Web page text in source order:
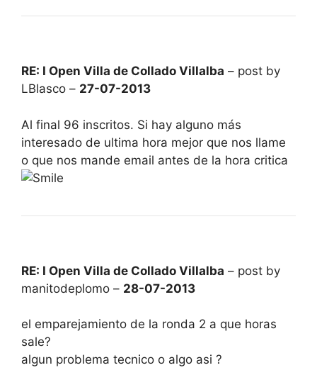
RE: I Open Villa de Collado Villalba – post by
LBlasco – 27-07-2013
Al final 96 inscritos. Si hay alguno más
interesado de ultima hora mejor que nos llame
o que nos mande email antes de la hora critica
RE: I Open Villa de Collado Villalba – post by
manitodeplomo – 28-07-2013
el emparejamiento de la ronda 2 a que horas
sale?
algun problema tecnico o algo asi ?